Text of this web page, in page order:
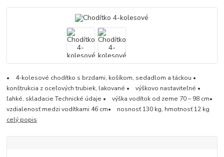
• 4-kolesové chodítko s brzdami, košíkom, sedadlom a táckou •
konštrukcia z oceľových trubiek, lakované • výškovo nastaviteľné •
ľahké, skladacie Technické údaje • výška vodítok od zeme 70 – 98 cm•
vzdialenosť medzi vodítkami 46 cm• nosnosť 130 kg, hmotnosť 12 kg
celý popis